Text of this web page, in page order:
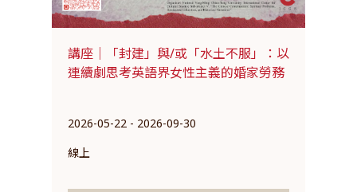
講座｜「封建」與/或「水土不服」：以
連續劇思考英語界女性主義的婚家勞務
2026-05-22 - 2026-09-30
線上